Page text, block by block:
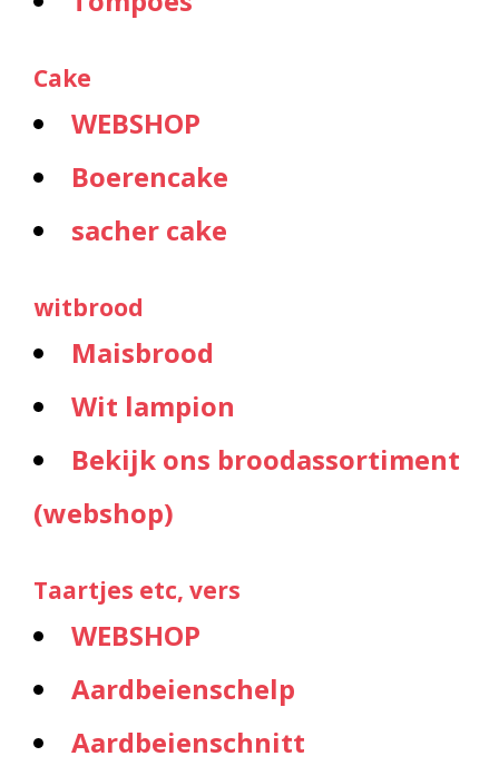
Cake
WEBSHOP
Boerencake
sacher cake
witbrood
Maisbrood
Wit lampion
Bekijk ons broodassortiment
(webshop)
Taartjes etc, vers
WEBSHOP
Aardbeienschelp
Aardbeienschnitt